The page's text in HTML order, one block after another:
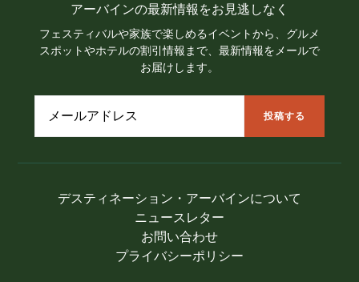
デスティネーション・アーバインについて
ニュースレター
お問い合わせ
プライバシーポリシー
アーバインの最新情報をお見逃しなく
フェスティバルや家族で楽しめるイベントから、グルメ
スポットやホテルの割引情報まで、最新情報をメールで
お届けします。